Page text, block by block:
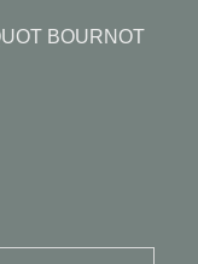
BOURNOT